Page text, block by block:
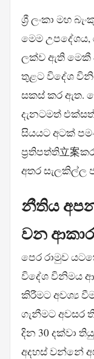
ශ්‍රී ලංකා මහ
මෙම
ලක්ව ඇති මෙකී
තුළට විදේශ
සකස් කර ඇත.
දැනටමත්
සියයට අටක්
ප්‍රතිපත්ති立
අතර සැලකිල්ල
නීතිය
වන
පෙර රාමුව
විදේශ විනිමය
කිරීමට අවශ්‍ය
ගැනීමට අවසර
දින 30 දක්වා
අදහස් වන්නේ